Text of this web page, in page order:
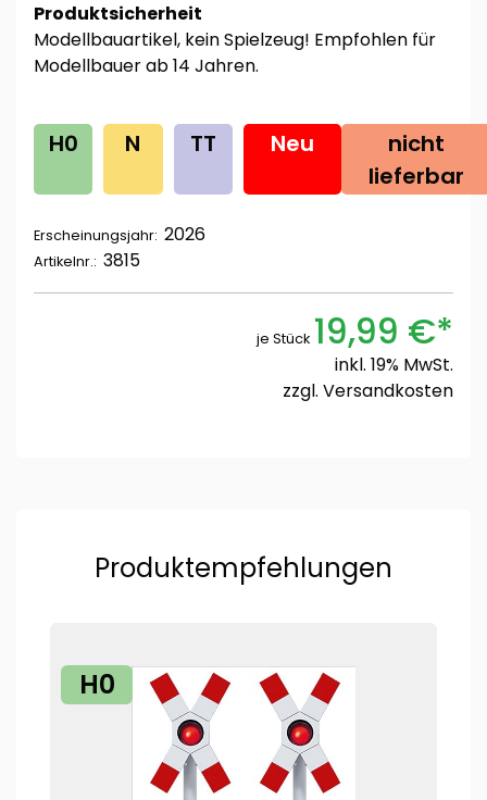
Produktsicherheit
Modellbauartikel, kein Spielzeug! Empfohlen für
Modellbauer ab 14 Jahren.
H0 N TT Neu
nicht
lieferbar
Erscheinungsjahr: 2026
Artikelnr.: 3815
je Stück 19,99 €*
inkl. 19% MwSt.
zzgl. Versandkosten
Produktempfehlungen
H0